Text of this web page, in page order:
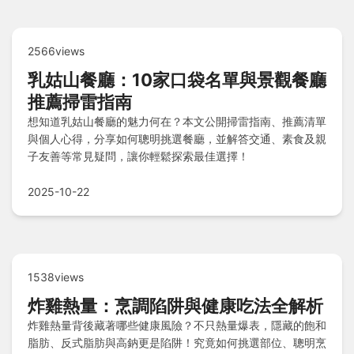
2566views
乳姑山餐廳：10家口袋名單與景觀餐廳
推薦掃雷指南
想知道乳姑山餐廳的魅力何在？本文公開掃雷指南、推薦清單
與個人心得，分享如何聰明挑選餐廳，並解答交通、素食及親
子友善等常見疑問，讓你輕鬆探索最佳選擇！
2025-10-22
1538views
炸雞熱量：烹調陷阱與健康吃法全解析
炸雞熱量背後藏著哪些健康風險？不只熱量爆表，隱藏的飽和
脂肪、反式脂肪與高鈉更是陷阱！究竟如何挑選部位、聰明烹